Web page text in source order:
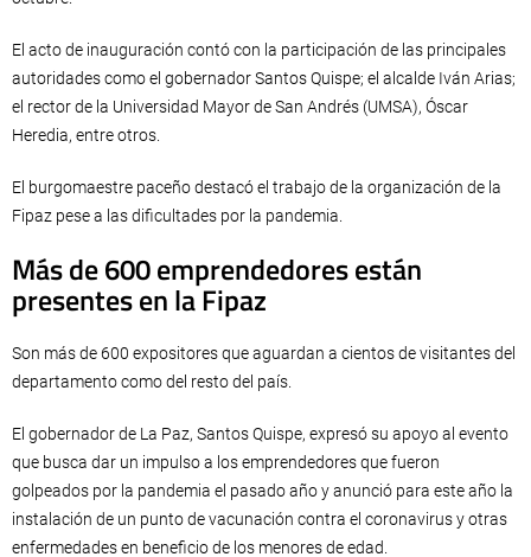
El acto de inauguración contó con la participación de las principales
autoridades como el gobernador Santos Quispe; el alcalde Iván Arias;
el rector de la Universidad Mayor de San Andrés (UMSA), Óscar
Heredia, entre otros.
El burgomaestre paceño destacó el trabajo de la organización de la
Fipaz pese a las dificultades por la pandemia.
Más de 600 emprendedores están
presentes en la Fipaz
Son más de 600 expositores que aguardan a cientos de visitantes del
departamento como del resto del país.
El gobernador de La Paz, Santos Quispe, expresó su apoyo al evento
que busca dar un impulso a los emprendedores que fueron
golpeados por la pandemia el pasado año y anunció para este año la
instalación de un punto de vacunación contra el coronavirus y otras
enfermedades en beneficio de los menores de edad.